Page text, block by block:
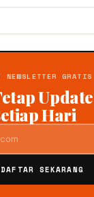
GRATIS
Update
Hari
DAFTAR SEKARANG